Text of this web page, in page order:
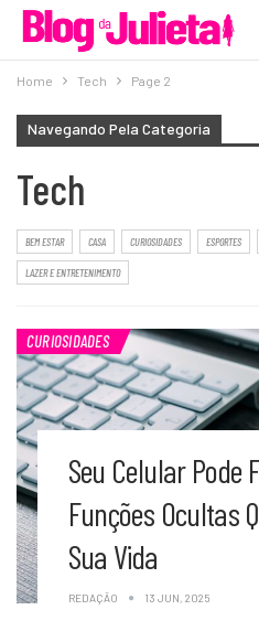
Home Tech Page 2
Navegando Pela Categoria
Tech
BEM ESTAR CASA CURIOSIDADES ESPORTES
LAZER E ENTRETENIMENTO
CURIOSIDADES
Seu Celular Pode
Funções Ocultas
Sua Vida
REDAÇÃO 13 JUN, 2025